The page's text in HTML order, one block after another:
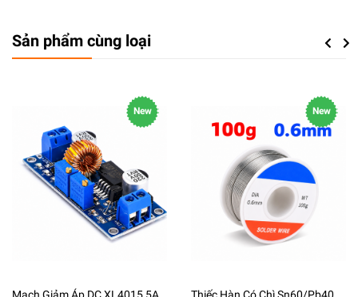
Sản phẩm cùng loại Previous
New New
Next